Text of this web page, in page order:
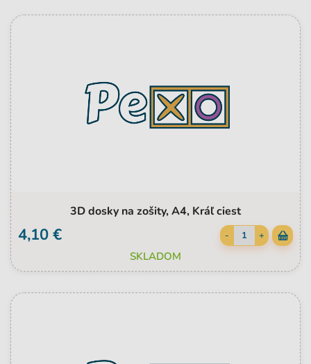
3D dosky na zošity, A4, Kráľ ciest
4,10 € - +
SKLADOM